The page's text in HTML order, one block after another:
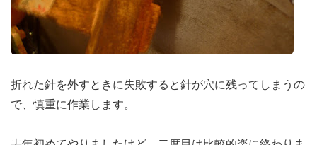
折れた針を外すときに失敗すると針が穴に残ってしまうの
で、慎重に作業します。